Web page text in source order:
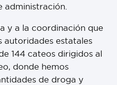
y a la coordinación que
autoridades estatales
144 cateos dirigidos al
donde hemos
de droga y